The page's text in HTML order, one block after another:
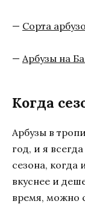
— Сорта
— Арбузы на
Когда
Арбузы в
год, и я
сезона, когда
вкуснее и
время, можно